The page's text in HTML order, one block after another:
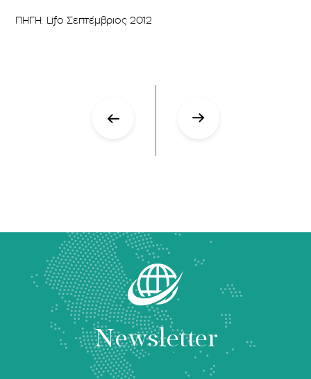
ΠΗΓΗ: Lifo Σεπτέμβριος 2012
Newsletter